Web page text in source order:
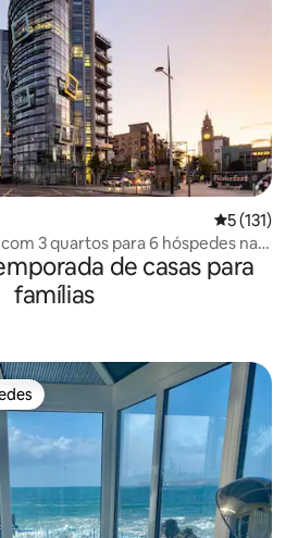
5 de uma
5 (131)
3 quartos para 6 hóspedes na
de casas para
famílias
dos hóspedes